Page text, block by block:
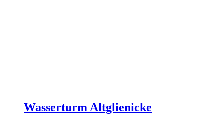
Wasserturm Altglienicke